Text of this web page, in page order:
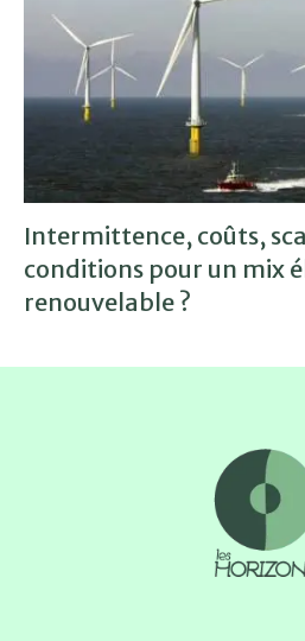
Intermittence, coûts,
conditions pour un mix
renouvelable ?